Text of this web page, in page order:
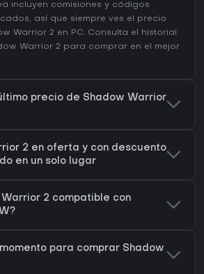
incluyen comisiones y códigos
así que siempre ves el precio
Warrior 2 en PC. Consulta el
historial
Warrior 2 para comprar en el mejor
precio de Shadow Warrior
2 en oferta y con descuento
en un solo lugar
Warrior 2 compatible con
momento para comprar Shadow